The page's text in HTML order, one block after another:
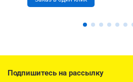
Подпишитесь на рассылку